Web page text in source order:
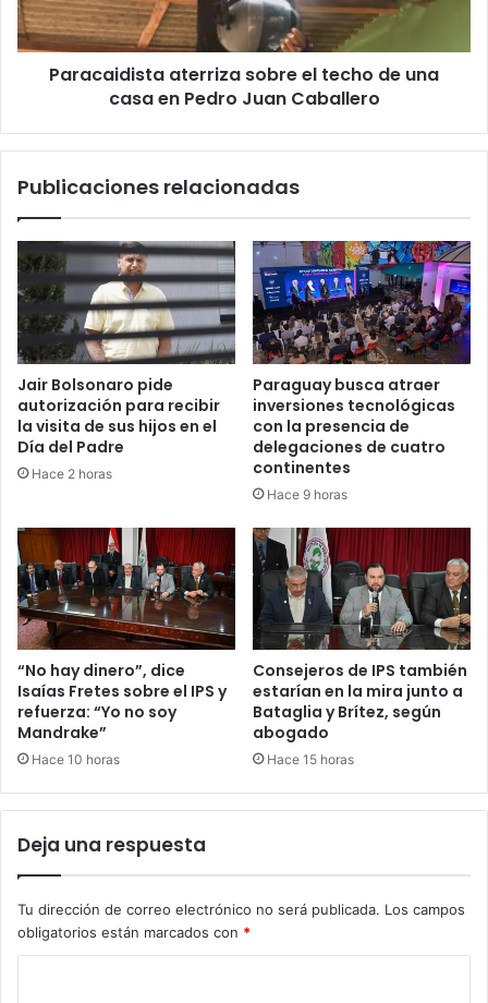
Paracaidista aterriza sobre el techo de una
casa en Pedro Juan Caballero
Publicaciones relacionadas
Jair Bolsonaro pide
autorización para recibir
la visita de sus hijos en el
Día del Padre
Hace 2 horas
Paraguay busca atraer
inversiones tecnológicas
con la presencia de
delegaciones de cuatro
continentes
Hace 9 horas
“No hay dinero”, dice
Isaías Fretes sobre el IPS y
refuerza: “Yo no soy
Mandrake”
Hace 10 horas
Consejeros de IPS también
estarían en la mira junto a
Bataglia y Brítez, según
abogado
Hace 15 horas
Deja una respuesta
Tu dirección de correo electrónico no será publicada. Los campos
obligatorios están marcados con *